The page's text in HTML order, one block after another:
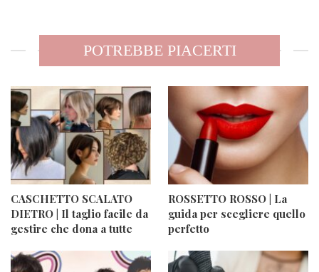
POTREBBE PIACERTI
CASCHETTO SCALATO
DIETRO | Il taglio facile da
gestire che dona a tutte
ROSSETTO ROSSO | La
guida per scegliere quello
perfetto